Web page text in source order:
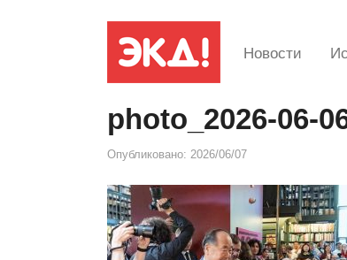
Новости
photo_2026-06-
Опубликовано: 2026/06/07